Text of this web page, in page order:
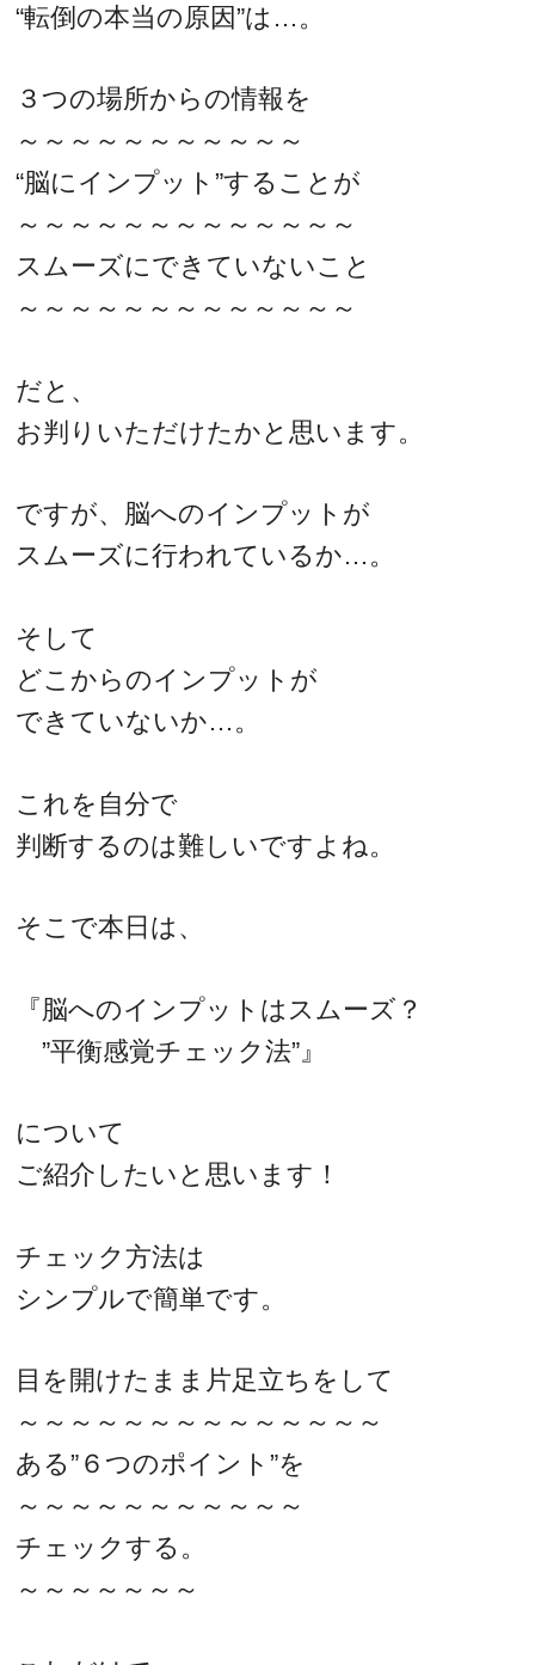
“転倒の本当の原因”は…。
３つの場所からの情報を
～～～～～～～～～～～
“脳にインプット”することが
～～～～～～～～～～～～～
スムーズにできていないこと
～～～～～～～～～～～～～
だと、
お判りいただけたかと思います。
ですが、脳へのインプットが
スムーズに行われているか…。
そして
どこからのインプットが
できていないか…。
これを自分で
判断するのは難しいですよね。
そこで本日は、
『脳へのインプットはスムーズ？
”平衡感覚チェック法”』
について
ご紹介したいと思います！
チェック方法は
シンプルで簡単です。
目を開けたまま片足立ちをして
～～～～～～～～～～～～～～
ある”６つのポイント”を
～～～～～～～～～～～
チェックする。
～～～～～～～